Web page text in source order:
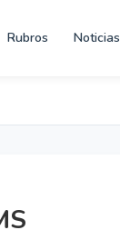
Rubros Noticias